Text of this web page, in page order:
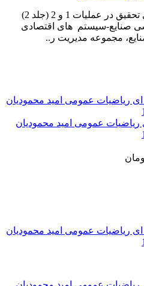
2000 سوال چهارگزینه ای تحقیق در عملیات 1 و 2 (جلد 2)
صنایع-سیستم های اقتصادی
مجموعه مدیریت ر..
ای ریاضیات عمومی امید محمودیان